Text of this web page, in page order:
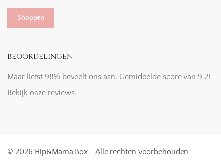
Shoppen
beoordelingen
Maar liefst 98% beveelt ons aan. Gemiddelde score van 9.2!
Bekijk onze reviews.
© 2026 Hip&Mama Box - Alle rechten voorbehouden